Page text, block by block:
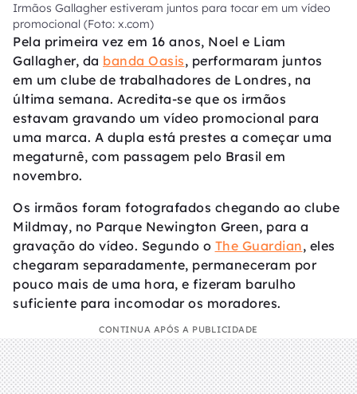
Irmãos Gallagher estiveram juntos para tocar em um vídeo
promocional (Foto: x.com)
Pela primeira vez em 16 anos, Noel e Liam
Gallagher, da banda Oasis, performaram juntos
em um clube de trabalhadores de Londres, na
última semana. Acredita-se que os irmãos
estavam gravando um vídeo promocional para
uma marca. A dupla está prestes a começar uma
megaturnê, com passagem pelo Brasil em
novembro.
Os irmãos foram fotografados chegando ao clube
Mildmay, no Parque Newington Green, para a
gravação do vídeo. Segundo o The Guardian, eles
chegaram separadamente, permaneceram por
pouco mais de uma hora, e fizeram barulho
suficiente para incomodar os moradores.
CONTINUA APÓS A PUBLICIDADE